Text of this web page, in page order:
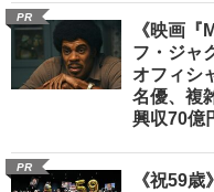
PR
《映画
フ・ジャ
オフィシ
名優、複
興収70億
PR
《祝59